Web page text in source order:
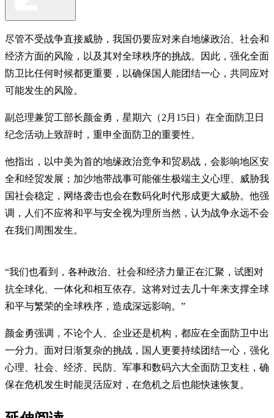
尽管不受战争直接威胁，我国仍要应对来自地缘政治、社会和
经济方面的风险，以及其对全球秩序的挑战。因此，强化全面
防卫比任何时候都更重要，以确保国人能团结一心，共同应对
可能发生的风险。
副总理兼贸工部长颜金勇，星期六（2月15日）在全面防卫日
纪念活动上致辞时，重申全面防卫的重要性。
他指出，以中美为首的地缘政治竞争和贸易战，会影响地区安
全和经贸发展；加沙地带战事可能催生极端主义心理、威胁我
国社会稳定，网络袭击也会在数码化时代形成更大威胁。他强
调，人们不应将和平与安全视为理所当然，认为战争永远不会
在我们周围发生。
“我们也看到，各种政治、社会和经济力量正在汇聚，试图对
抗全球化、一体化和相互依存。这将对过去几十年来支撑全球
和平与繁荣的全球秩序，造成深远影响。”
颜金勇强调，不论个人、企业还是机构，都应在全面防卫中出
一分力。面对日渐复杂的挑战，国人更要持续团结一心，强化
心理、社会、经济、民防、军事和数码六大全面防卫支柱，确
保在危机发生时能灵活应对，在危机之后也能快速恢复。